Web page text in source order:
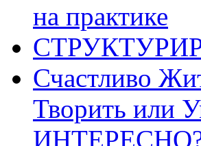
на практике
Счастливо
Творить или
ИНТЕРЕСНО?